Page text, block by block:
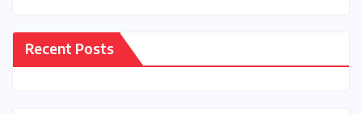
Recent Posts